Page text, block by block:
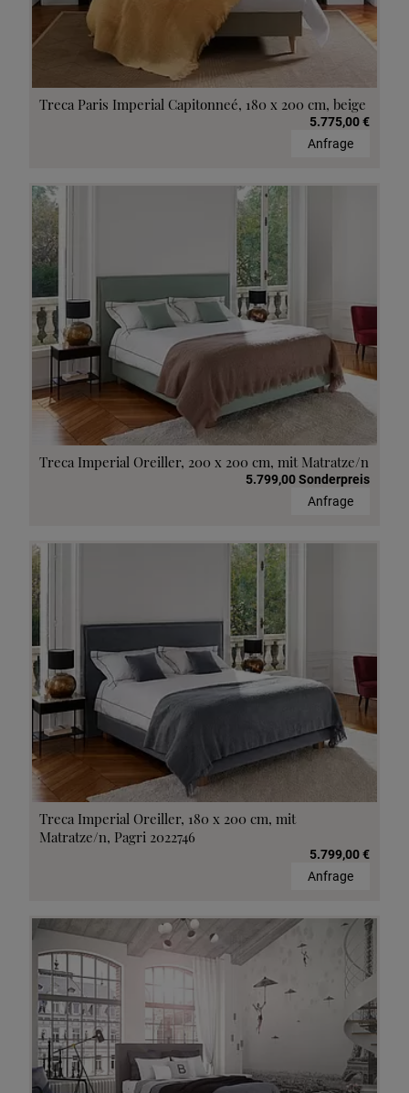
Treca Paris Imperial Capitonneé, 180 x 200 cm, beige
5.775,00 €
Anfrage
Treca Imperial Oreiller, 200 x 200 cm, mit Matratze/n
5.799,00 Sonderpreis
Anfrage
Treca Imperial Oreiller, 180 x 200 cm, mit
Matratze/n, Pagri 2022746
5.799,00 €
Anfrage